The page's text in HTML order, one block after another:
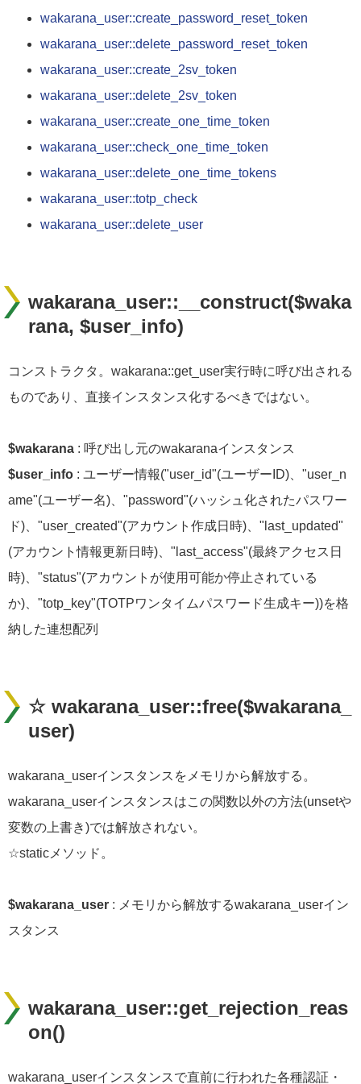
wakarana_user::create_password_reset_token
wakarana_user::delete_password_reset_token
wakarana_user::create_2sv_token
wakarana_user::delete_2sv_token
wakarana_user::create_one_time_token
wakarana_user::check_one_time_token
wakarana_user::delete_one_time_tokens
wakarana_user::totp_check
wakarana_user::delete_user
wakarana_user::__construct($waka
rana, $user_info)
コンストラクタ。wakarana::get_user実行時に呼び出される
ものであり、直接インスタンス化するべきではない。
$wakarana : 呼び出し元のwakaranaインスタンス
$user_info : ユーザー情報("user_id"(ユーザーID)、"user_n
ame"(ユーザー名)、"password"(ハッシュ化されたパスワー
ド)、"user_created"(アカウント作成日時)、"last_updated"
(アカウント情報更新日時)、"last_access"(最終アクセス日
時)、"status"(アカウントが使用可能か停止されている
か)、"totp_key"(TOTPワンタイムパスワード生成キー))を格
納した連想配列
☆ wakarana_user::free($wakarana_
user)
wakarana_userインスタンスをメモリから解放する。
wakarana_userインスタンスはこの関数以外の方法(unsetや
変数の上書き)では解放されない。
☆staticメソッド。
$wakarana_user : メモリから解放するwakarana_userイン
スタンス
wakarana_user::get_rejection_reas
on()
wakarana_userインスタンスで直前に行われた各種認証・